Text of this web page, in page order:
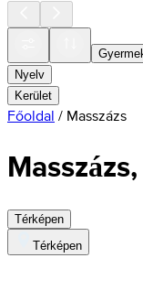
Nyelv
Kerület
Főoldal / Masszázs
Térképen
Térképen